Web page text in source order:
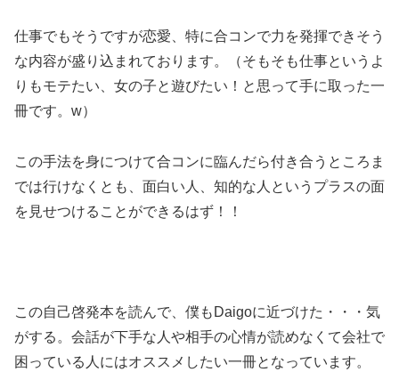
仕事でもそうですが恋愛、特に合コンで力を発揮できそう
な内容が盛り込まれております。（そもそも仕事というよ
りもモテたい、女の子と遊びたい！と思って手に取った一
冊です。w）
この手法を身につけて合コンに臨んだら付き合うところま
では行けなくとも、面白い人、知的な人というプラスの面
を見せつけることができるはず！！
この自己啓発本を読んで、僕もDaigoに近づけた・・・気
がする。会話が下手な人や相手の心情が読めなくて会社で
困っている人にはオススメしたい一冊となっています。